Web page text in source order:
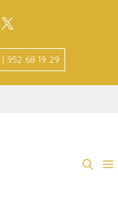
952 68 19 29